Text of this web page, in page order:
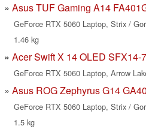
Asus TUF Gaming A14
GeForce RTX 5060 Laptop, Strix /
1.46 kg
Acer Swift X 14 OLED SFX14-
GeForce RTX 5060 Laptop, Arrow
Asus ROG Zephyrus G14
GeForce RTX 5060 Laptop, Strix /
1.5 kg